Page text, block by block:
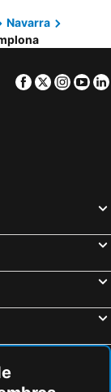
Navarra
Facebook
Twitter